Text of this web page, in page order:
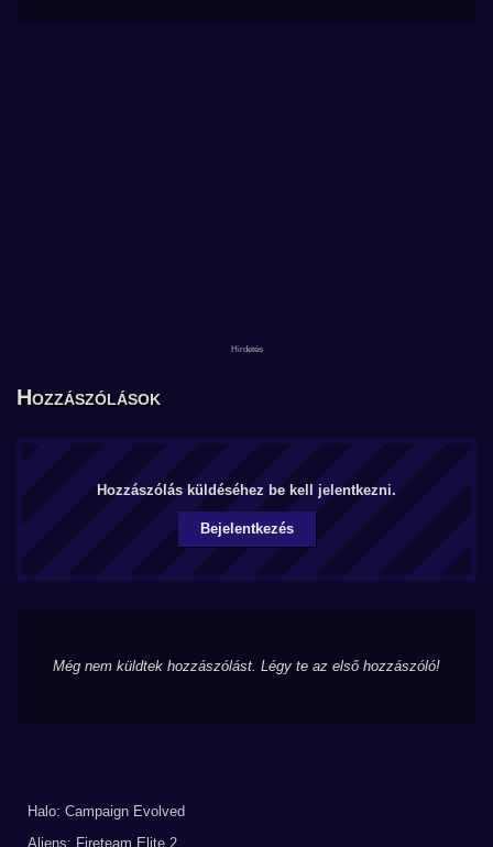
Hozzászólások
Hozzászólás küldéséhez be kell jelentkezni.
Bejelentkezés
Még nem küldtek hozzászólást. Légy te az első hozzászóló!
Halo: Campaign Evolved
Aliens: Fireteam Elite 2